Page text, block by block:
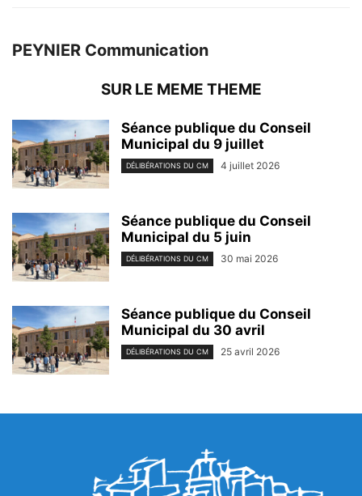
PEYNIER Communication
SUR LE MEME THEME
Séance publique du Conseil
Municipal du 9 juillet
DÉLIBÉRATIONS DU CM 4 juillet 2026
Séance publique du Conseil
Municipal du 5 juin
DÉLIBÉRATIONS DU CM 30 mai 2026
Séance publique du Conseil
Municipal du 30 avril
DÉLIBÉRATIONS DU CM 25 avril 2026